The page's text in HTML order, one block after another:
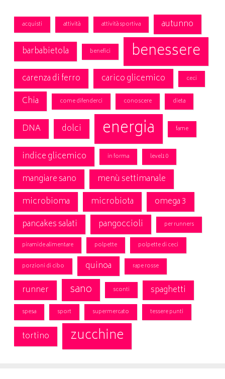
acquisti attività attività sportiva
autunno
barbabietola
benefici benessere
carenza di ferro carico glicemico ceci
Chia come difenderci conoscere dieta
DNA dolci energia fame
indice glicemico in forma level10
mangiare sano
menù settimanale
microbioma
microbiota
omega 3
pancakes salati
pangoccioli per runners
piramide alimentare polpette polpette di ceci
porzioni di cibo quinoa rape rosse
runner sano sconti spaghetti
spesa sport supermercato tessere punti
tortino zucchine